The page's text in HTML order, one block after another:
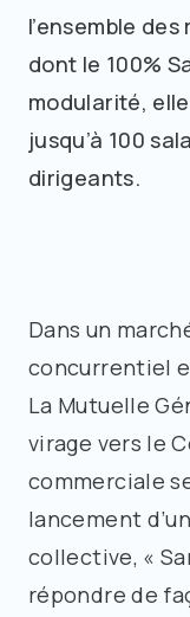
l’ensemble
dont le 100%
modularité,
jusqu’à 100
dirigeants.
Dans un
concurrentiel
La Mutuelle
virage vers le
commerciale
lancement
collective, «
répondre de